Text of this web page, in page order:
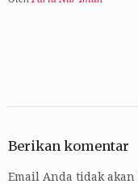
Berikan komentar
Email Anda tidak